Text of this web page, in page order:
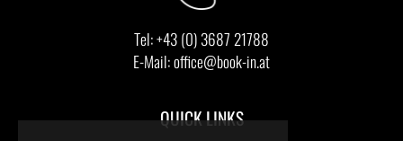
Tel:+43 (0) 3687 21788
E-Mail:office@book-in.at
QUICK LINKS